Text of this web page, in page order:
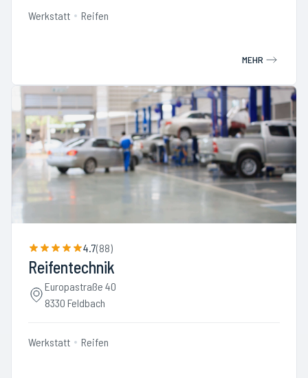
Werkstatt Reifen
MEHR
4.7(88)
Reifentechnik
Europastraße 40
8330 Feldbach
Werkstatt Reifen